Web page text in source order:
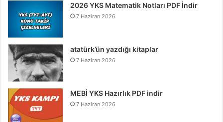
2026 YKS Matematik Notları PDF İndir
7 Haziran 2026
atatürk’ün yazdığı kitaplar
7 Haziran 2026
MEBİ YKS Hazırlık PDF indir
7 Haziran 2026